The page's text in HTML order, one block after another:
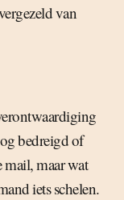
van
bedreigd of
maar wat
iets schelen.